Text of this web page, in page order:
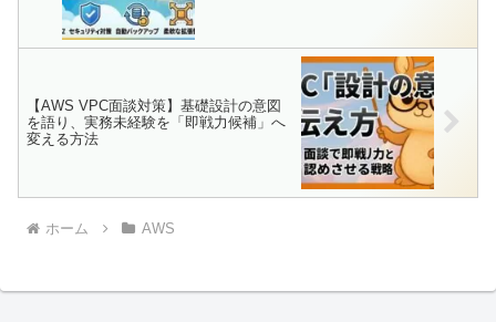
【AWS VPC面談対策】基礎設計の意図
を語り、実務未経験を「即戦力候補」へ
変える方法
ホーム AWS